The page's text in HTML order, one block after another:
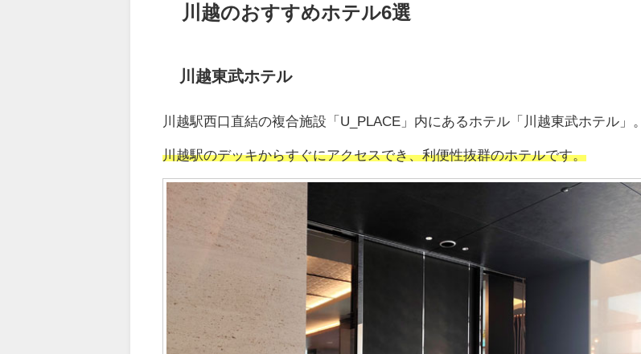
川越のおすすめホテル6選
川越東武ホテル
川越駅西口直結の複合施設「U_PLACE」内にあるホテル「川越東武ホテル」。
川越駅のデッキからすぐにアクセスでき、利便性抜群のホテルです。